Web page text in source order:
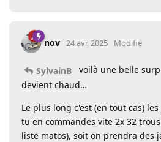
nov 24 avr. 2025 Modifié
SylvainB
voilà une belle
devient chaud…
Le plus long c'est (en tout cas)
tu en commandes vite 2x 32
liste matos), soit on prendra des